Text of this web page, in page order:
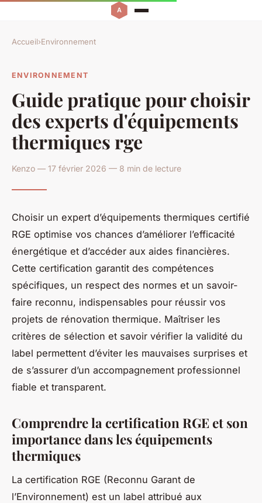
Accueil›Environnement
ENVIRONNEMENT
Guide pratique pour choisir
des experts d'équipements
thermiques rge
Kenzo — 17 février 2026 — 8 min de lecture
Choisir un expert d’équipements thermiques certifié
RGE optimise vos chances d’améliorer l’efficacité
énergétique et d’accéder aux aides financières.
Cette certification garantit des compétences
spécifiques, un respect des normes et un savoir-
faire reconnu, indispensables pour réussir vos
projets de rénovation thermique. Maîtriser les
critères de sélection et savoir vérifier la validité du
label permettent d’éviter les mauvaises surprises et
de s’assurer d’un accompagnement professionnel
fiable et transparent.
Comprendre la certification RGE et son
importance dans les équipements
thermiques
La certification RGE (Reconnu Garant de
l’Environnement) est un label attribué aux